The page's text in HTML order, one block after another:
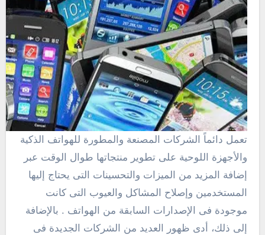
تعمل دائماً الشركات المصنعة والمطورة للهواتف الذكية
والأجهزة اللوحية على تطوير منتجاتها طوال الوقت عبر
إضافة المزيد من الميزات والتحسينات التى يحتاج إليها
المستخدمين وإصلاح المشاكل والعيوب التى كانت
موجودة فى الإصدارات السابقة من الهواتف . بالإضافة
إلى ذلك، أدى ظهور العديد من الشركات الجديدة فى